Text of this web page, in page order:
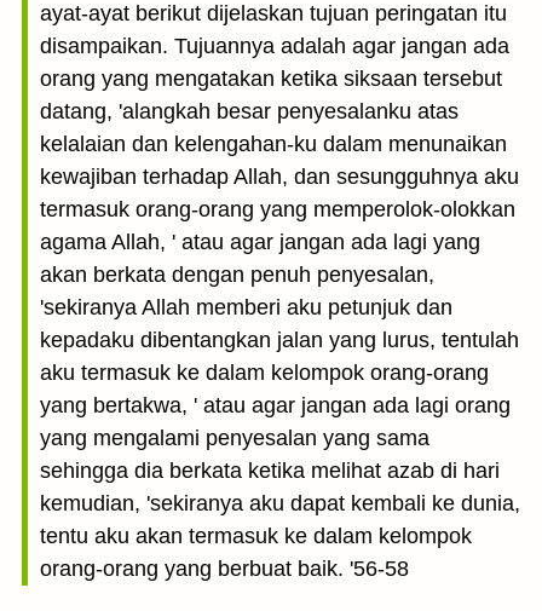
ayat-ayat berikut dijelaskan tujuan peringatan itu
disampaikan. Tujuannya adalah agar jangan ada
orang yang mengatakan ketika siksaan tersebut
datang, 'alangkah besar penyesalanku atas
kelalaian dan kelengahan-ku dalam menunaikan
kewajiban terhadap Allah, dan sesungguhnya aku
termasuk orang-orang yang memperolok-olokkan
agama Allah, ' atau agar jangan ada lagi yang
akan berkata dengan penuh penyesalan,
'sekiranya Allah memberi aku petunjuk dan
kepadaku dibentangkan jalan yang lurus, tentulah
aku termasuk ke dalam kelompok orang-orang
yang bertakwa, ' atau agar jangan ada lagi orang
yang mengalami penyesalan yang sama
sehingga dia berkata ketika melihat azab di hari
kemudian, 'sekiranya aku dapat kembali ke dunia,
tentu aku akan termasuk ke dalam kelompok
orang-orang yang berbuat baik. '56-58